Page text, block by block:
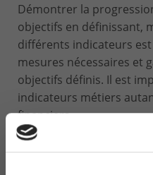
Démontrer la
objectifs en définissant,
différents indicateurs
mesures nécessaires et
objectifs définis. Il est
indicateurs métiers
financiers.